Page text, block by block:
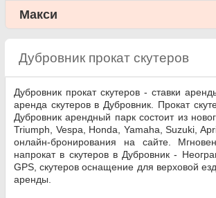
Макси
Дубровник прокат скутеров
Дубровник прокат скутеров - ставки
аренда скутеров в Дубровник. Прокат
Дубровник арендный парк состоит из
Triumph, Vespa, Honda, Yamaha, Suzuki,
онлайн-бронирования на сайте.
напрокат в скутеров в Дубровник -
GPS, скутеров оснащение для верховой
аренды.